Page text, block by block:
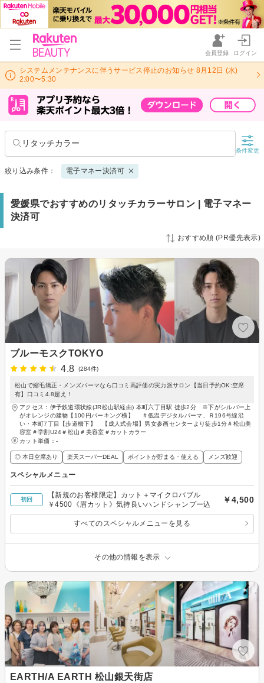
会員登録 ログイン
システムメンテナンスに伴うサービス停止のお知らせ 8月12日 (水)
2:00〜5:30
リタッチカラー
条件変更
絞り込み条件： 電子マネー決済可
愛媛県でおすすめのリタッチカラーサロン | 電子マネー
決済可
おすすめ順 (PR優先表示)
ブルーモスクTOKYO
4.8
(284件)
松山で縮毛矯正・メンズパーマなら口コミ高評価の実力派サロン【当日予約OK:空席
有】口コミ4.8超え！
アクセス：伊予鉄道環状線(JR松山駅経由) 本町六丁目駅 徒歩2分 ※下がシルバー上
がオレンジの建物【100円パーキング横】 ＃低温デジタルパーマ、Ｒ196号線沿
い・本町7丁目【歩道橋下】 【成人式会場】男女参画センターより徒歩1分＃松山美
容室＃学割U24＃松山＃美容室＃カットカラー
カット単価： -
◎ 本日空席あり 楽天スーパーDEAL ポイントが貯まる・使える メンズ歓迎
スペシャルメニュー
初回
【新規のお客様限定】カット＋マイクロバブル
￥4500《眉カット》気持良いハンドシャンプー込
￥4,500
すべてのスペシャルメニューを見る
その他の情報を表示
EARTH/A EARTH 松山銀天街店